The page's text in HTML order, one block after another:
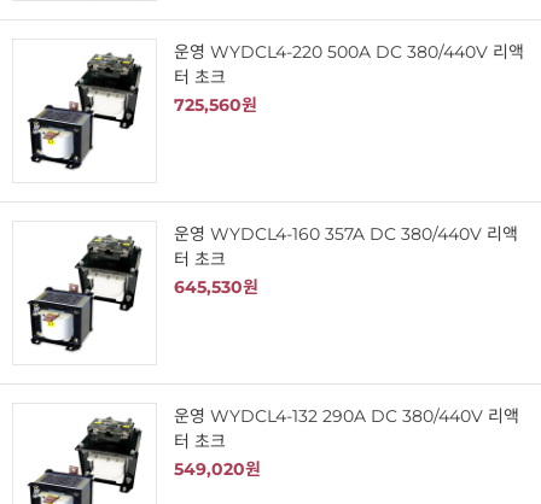
운영 WYDCL4-220 500A DC 380/440V 리액
터 초크
725,560원
운영 WYDCL4-160 357A DC 380/440V 리액
터 초크
645,530원
운영 WYDCL4-132 290A DC 380/440V 리액
터 초크
549,020원